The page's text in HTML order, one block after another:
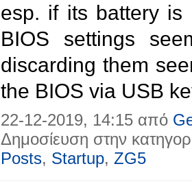
esp. if its battery
BIOS settings
discarding them
the BIOS via USB
22-12-2019, 14:15 από
Δημοσίευση στην
Posts, Startup, ZG5